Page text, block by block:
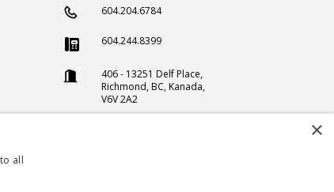
604.204.6784
604.244.8399
406 - 13251 Delf Place,
Richmond, BC, Kanada,
V6V 2A2
×
all